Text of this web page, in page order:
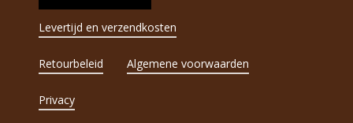
Levertijd en verzendkosten
Retourbeleid Algemene voorwaarden
Privacy